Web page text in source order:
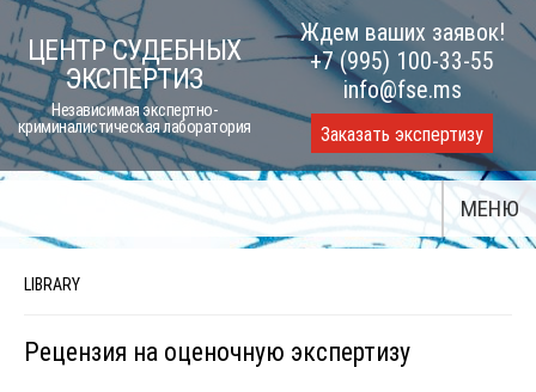
Skip
to
content
ЦЕНТР СУДЕБНЫХ
ЭКСПЕРТИЗ
Независимая экспертно-
криминалистическая лаборатория
Ждем ваших заявок!
+7 (995) 100-33-55
info@fse.ms
Заказать экспертизу
МЕНЮ
LIBRARY
Рецензия на оценочную экспертизу